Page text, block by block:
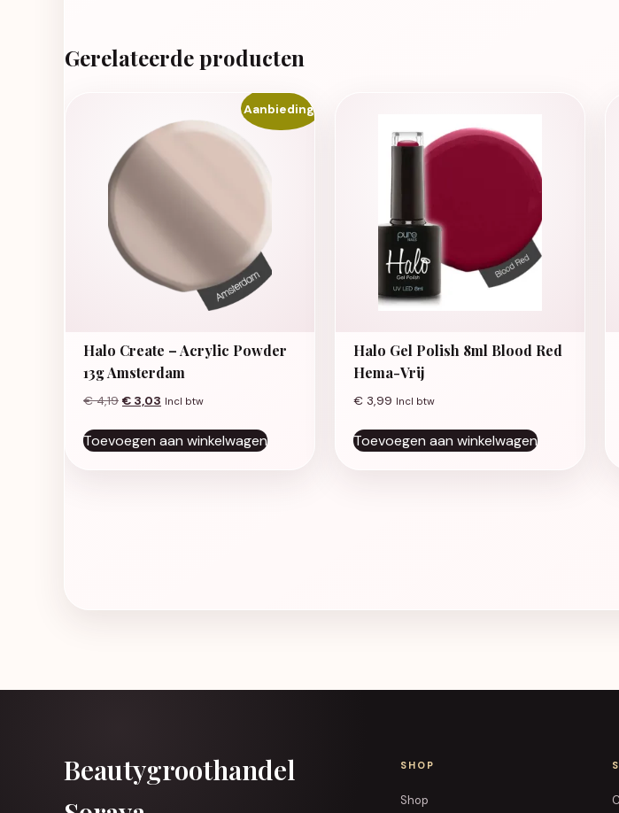
Gerelateerde producten
Aanbieding!
Halo Create – Acrylic Powder
13g Amsterdam
€4,19 Oorspronkelijke prijs was: € 4,19.
€ 3,03 Huidige prijs is: € 3,03.
Incl btw
Toevoegen aan winkelwagen
Halo Gel Polish 8ml Blood Red
Hema-Vrij
€ 3,99 Incl btw
Toevoegen aan winkelwagen
Beautygroothandel
SHOP
Shop